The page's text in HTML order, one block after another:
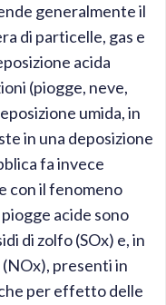
generalmente il
di particelle, gas e
acida
(piogge, neve,
umida, in
in una deposizione
fa invece
con il fenomeno
acide sono
di zolfo (SOx) e, in
(NOx), presenti in
per effetto delle